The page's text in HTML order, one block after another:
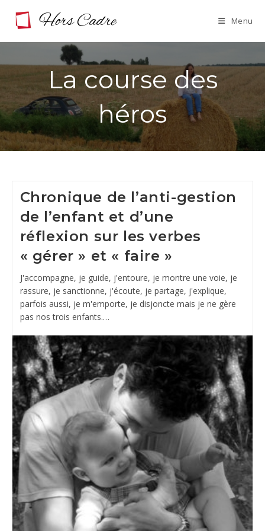
Menu
La course des
héros
Chronique de l’anti-gestion
de l’enfant et d’une
réflexion sur les verbes
« gérer » et « faire »
J'accompagne, je guide, j'entoure, je montre une voie, je
rassure, je sanctionne, j'écoute, je partage, j'explique,
parfois aussi, je m'emporte, je disjoncte mais je ne gère
pas nos trois enfants.…